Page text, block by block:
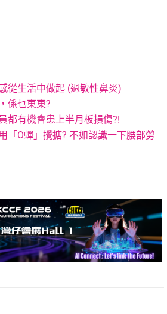
從生活中做起 (過敏性鼻炎)
係乜東東?
都有機會患上半月板損傷?!
「O蟬」攪掂? 不如認識一下腰部勞